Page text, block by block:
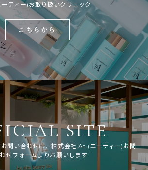
ティー)お取り扱いクリニック
こちらから
SITE
お問い合わせは、株式会社 At.(エーティー)お問
せフォームよりお願いします